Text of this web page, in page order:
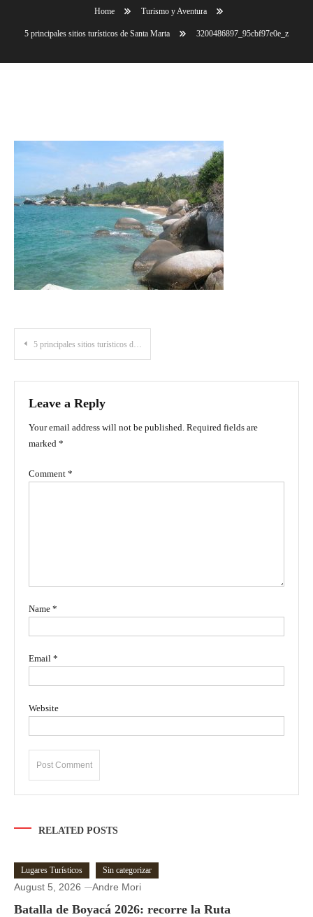
Home Turismo y Aventura
5 principales sitios turísticos de Santa Marta 3200486897_95cbf97e0e_z
Post
navigation
5 principales sitios turísticos de Santa Marta
Leave a Reply
Your email address will not be published. Required fields are
marked *
Comment *
Name *
Email *
Website
RELATED POSTS
Lugares Turísticos Sin categorizar
August 5, 2026 Andre Mori
Batalla de Boyacá 2026: recorre la Ruta